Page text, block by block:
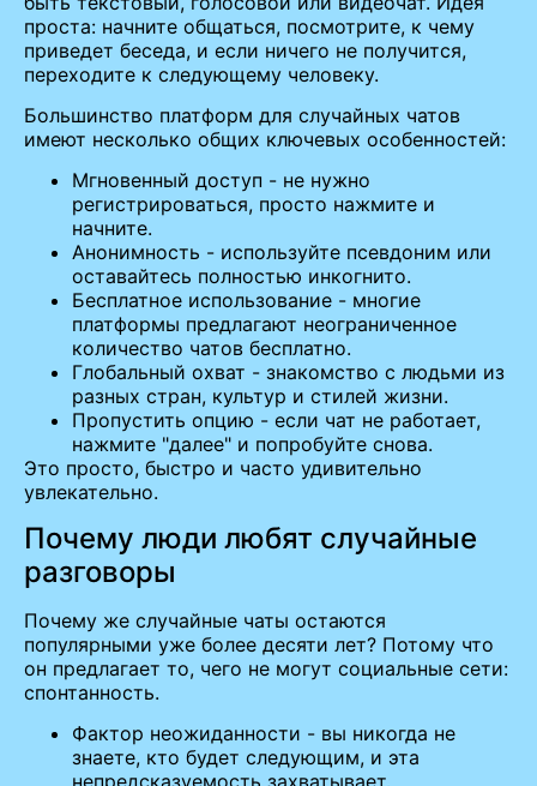
проста: начните общаться, посмотрите, к чему
приведет беседа, и если ничего не получится,
переходите к следующему человеку.
Большинство платформ для случайных чатов
имеют несколько общих ключевых особенностей:
Мгновенный доступ - не нужно
регистрироваться, просто нажмите и
начните.
Анонимность - используйте псевдоним или
оставайтесь полностью инкогнито.
Бесплатное использование - многие
платформы предлагают неограниченное
количество чатов бесплатно.
Глобальный охват - знакомство с людьми из
разных стран, культур и стилей жизни.
Пропустить опцию - если чат не работает,
нажмите "далее" и попробуйте снова.
Это просто, быстро и часто удивительно
увлекательно.
Почему люди любят случайные
разговоры
Почему же случайные чаты остаются
популярными уже более десяти лет? Потому что
он предлагает то, чего не могут социальные сети:
спонтанность.
Фактор неожиданности - вы никогда не
знаете, кто будет следующим, и эта